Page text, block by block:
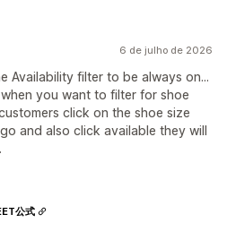
6 de julho de 2026
Availability filter to be always on...
you want to filter for shoe
click on the shoe size
and also click available they will
公式